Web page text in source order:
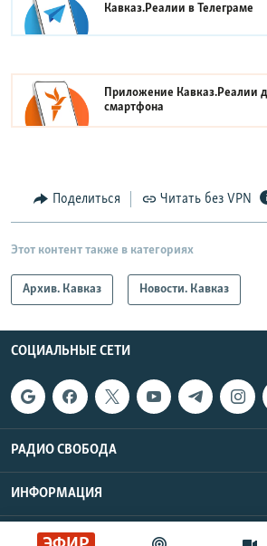
Кавказ.Реалии вТелеграме
Приложение Кавказ.Реалии
смартфона
Поделиться Читать без VPN
Этот контент также в категориях
Архив. Кавказ Новости. Кавказ
СОЦИАЛЬНЫЕ СЕТИ
РАДИО СВОБОДА
ИНФОРМАЦИЯ
Радио Свобода © 2026 RFE/RL, Inc. |